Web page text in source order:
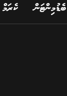
ބެޑުމިންޓަން ކެރަމް